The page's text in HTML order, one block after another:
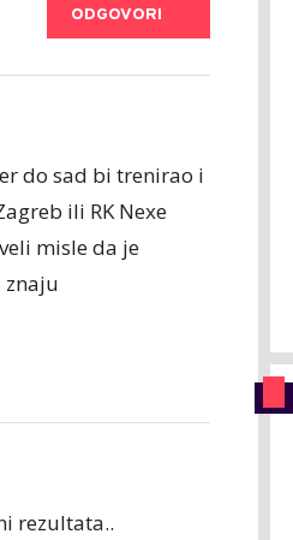
ODGOVORI
do sad bi trenirao i
ili RK Nexe
misle da je
rezultata..